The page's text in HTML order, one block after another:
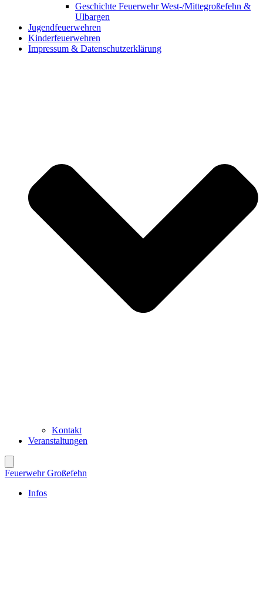
Geschichte Feuerwehr West-/Mittegroßefehn &
Ulbargen
Jugendfeuerwehren
Kinderfeuerwehren
Impressum & Datenschutzerklärung
Kontakt
Veranstaltungen
Feuerwehr Großefehn
Infos